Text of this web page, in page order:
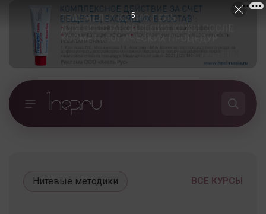
ВСЕ КУРСЫ
Нитевые методики
4